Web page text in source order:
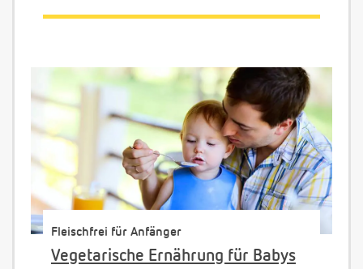
Fleischfrei für Anfänger
Vegetarische Ernährung für Babys